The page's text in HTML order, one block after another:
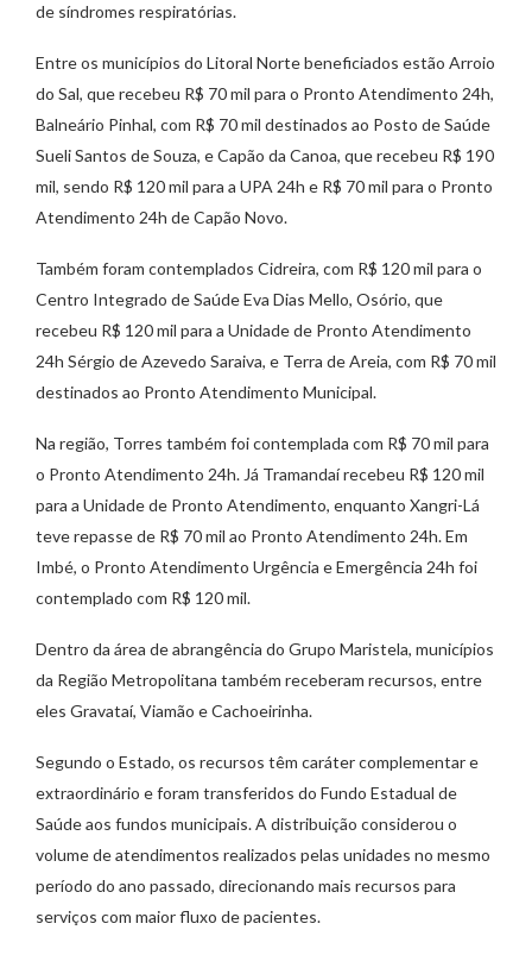
de síndromes respiratórias.
Entre os municípios do Litoral Norte beneficiados estão Arroio
do Sal, que recebeu R$ 70 mil para o Pronto Atendimento 24h,
Balneário Pinhal, com R$ 70 mil destinados ao Posto de Saúde
Sueli Santos de Souza, e Capão da Canoa, que recebeu R$ 190
mil, sendo R$ 120 mil para a UPA 24h e R$ 70 mil para o Pronto
Atendimento 24h de Capão Novo.
Também foram contemplados Cidreira, com R$ 120 mil para o
Centro Integrado de Saúde Eva Dias Mello, Osório, que
recebeu R$ 120 mil para a Unidade de Pronto Atendimento
24h Sérgio de Azevedo Saraiva, e Terra de Areia, com R$ 70 mil
destinados ao Pronto Atendimento Municipal.
Na região, Torres também foi contemplada com R$ 70 mil para
o Pronto Atendimento 24h. Já Tramandaí recebeu R$ 120 mil
para a Unidade de Pronto Atendimento, enquanto Xangri-Lá
teve repasse de R$ 70 mil ao Pronto Atendimento 24h. Em
Imbé, o Pronto Atendimento Urgência e Emergência 24h foi
contemplado com R$ 120 mil.
Dentro da área de abrangência do Grupo Maristela, municípios
da Região Metropolitana também receberam recursos, entre
eles Gravataí, Viamão e Cachoeirinha.
Segundo o Estado, os recursos têm caráter complementar e
extraordinário e foram transferidos do Fundo Estadual de
Saúde aos fundos municipais. A distribuição considerou o
volume de atendimentos realizados pelas unidades no mesmo
período do ano passado, direcionando mais recursos para
serviços com maior fluxo de pacientes.